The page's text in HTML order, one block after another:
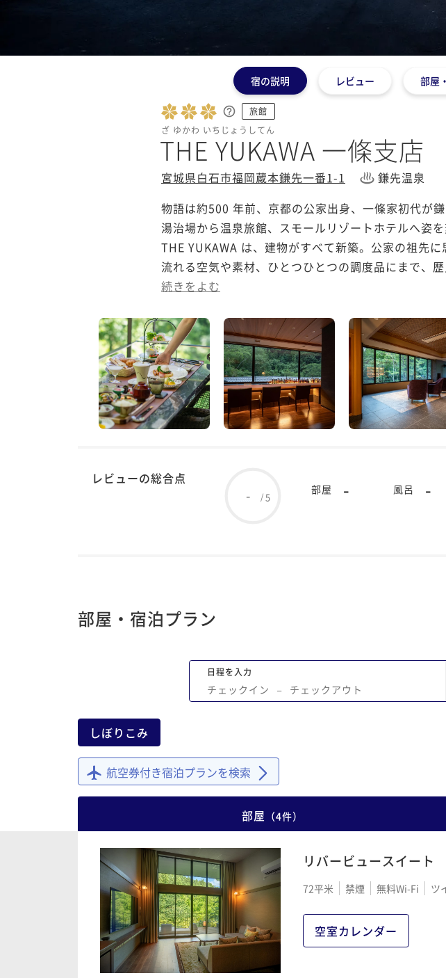
宿の説明 レビュー 部屋
旅館
ざ ゆかわ いちじょうしてん
THE YUKAWA 一條支店
宮城県白石市福岡蔵本鎌先一番1-1
鎌先温泉
物語は約500 年前、京都の公家出身、一條家初代が
湯治場から温泉旅館、スモールリゾートホテルへ姿
THE YUKAWA は、建物がすべて新築。公家の祖先
流れる空気や素材、ひとつひとつの調度品にまで、
続きをよむ
レビューの総合点
- /5
部屋 - 風呂 -
部屋・宿泊プラン
日程を入力
チェックイン − チェックアウト
しぼりこみ
航空券付き宿泊プランを検索
部屋 （4件）
リバービュースイート
72平米 禁煙 無料Wi-Fi ツ
空室カレンダー